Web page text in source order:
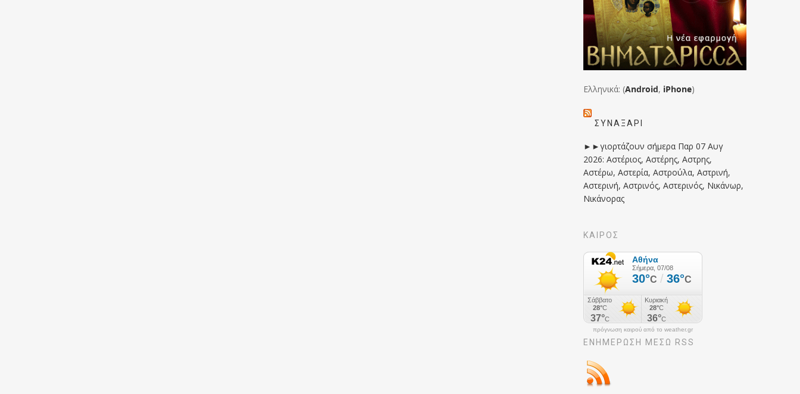
Ελληνικά: (Android, iPhone)
ΣΥΝΑΞΆΡΙ
►►γιορτάζουν σήμερα Παρ 07 Αυγ
2026: Αστέριος, Αστέρης, Αστρης,
Αστέρω, Αστερία, Αστρούλα, Αστρινή,
Αστερινή, Αστρινός, Αστερινός, Νικάνωρ,
Νικάνορας
ΚΑΙΡΟΣ
πρόγνωση καιρού από το weather.gr
ΕΝΗΜΈΡΩΣΉ ΜΕΣΩ RSS